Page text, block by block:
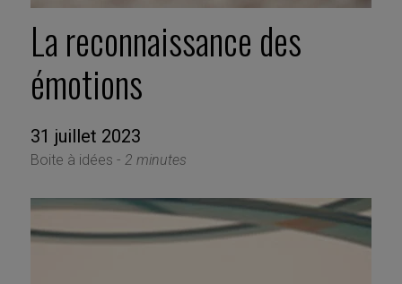
La reconnaissance des
émotions
31 juillet 2023
Boite à idées - 2 minutes